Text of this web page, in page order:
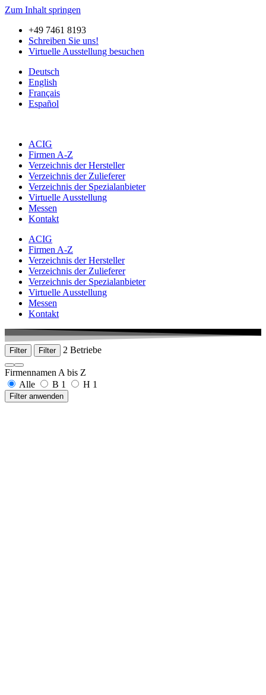
Zum Inhalt springen
+49 7461 8193
Schreiben Sie uns!
Virtuelle Ausstellung besuchen
Deutsch
English
Français
Español
ACIG
Firmen A-Z
Verzeichnis der Hersteller
Verzeichnis der Zulieferer
Verzeichnis der Spezialanbieter
Virtuelle Ausstellung
Messen
Kontakt
ACIG
Firmen A-Z
Verzeichnis der Hersteller
Verzeichnis der Zulieferer
Verzeichnis der Spezialanbieter
Virtuelle Ausstellung
Messen
Kontakt
Filter Filter 2 Betriebe
Firmennamen A bis Z
Alle
B 1 H 1
Filter anwenden